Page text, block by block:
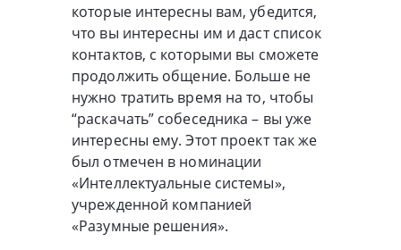
которые интересны вам, убедится,
что вы интересны им и даст список
контактов, с которыми вы сможете
продолжить общение. Больше не
нужно тратить время на то, чтобы
“раскачать” собеседника – вы уже
интересны ему. Этот проект так же
был отмечен в номинации
«Интеллектуальные системы»,
учрежденной компанией
«Разумные решения».